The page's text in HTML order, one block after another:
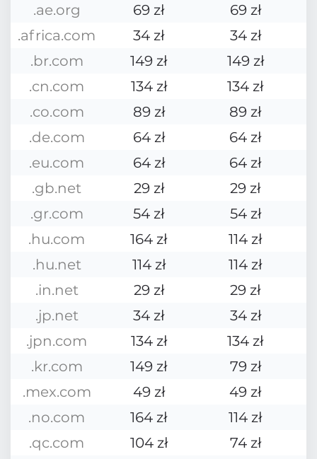
.ae.org
69 zł
69 zł
.africa.com
34 zł
34 zł
.br.com
149 zł
149 zł
.cn.com
134 zł
134 zł
.co.com
89 zł
89 zł
.de.com
64 zł
64 zł
.eu.com
64 zł
64 zł
.gb.net
29 zł
29 zł
.gr.com
54 zł
54 zł
.hu.com
164 zł
114 zł
.hu.net
114 zł
114 zł
.in.net
29 zł
29 zł
.jp.net
34 zł
34 zł
.jpn.com
134 zł
134 zł
.kr.com
149 zł
79 zł
.mex.com
49 zł
49 zł
.no.com
164 zł
114 zł
.qc.com
104 zł
74 zł